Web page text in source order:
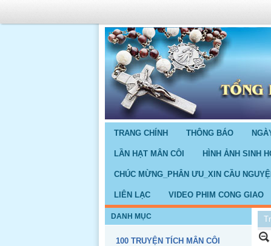
TRANG CHÍNH THÔNG BÁO
LẦN HẠT MÂN CÔI HÌNH ẢNH SINH
CHÚC MỪNG_PHÂN ƯU_XIN CẦU
LIÊN LẠC VIDEO PHIM CONG GIAO
DANH MỤC
100 TRUYỆN TÍCH MÂN CÔI